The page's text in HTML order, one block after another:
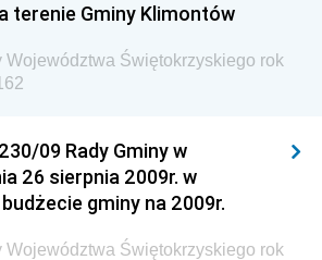
terenie Gminy Klimontów
Województwa Świętokrzyskiego rok
09 Rady Gminy w
26 sierpnia 2009r. w
gminy na 2009r.
Województwa Świętokrzyskiego rok